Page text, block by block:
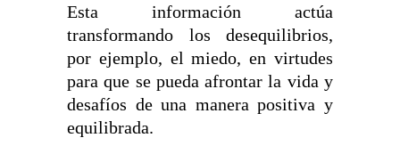
Esta información actúa
transformando los desequilibrios,
por ejemplo, el miedo, en virtudes
para que se pueda afrontar la vida y
desafíos de una manera positiva y
equilibrada.